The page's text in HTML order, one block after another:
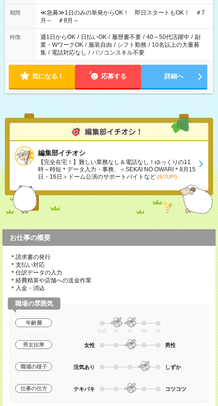
17:00～22:00 13:00～22:00 22:00～翌6:00 など
期間
≪急募≫1日のみの単発からOK！ 即日スタートもOK！ ＃7
月～ ＃8月～
特徴 週1日からOK / 日払いOK / 履歴書不要 / 40～50代活躍中 / 副
業・WワークOK / 服装自由 / シフト勤務 / 10名以上の大量募
集 / 電話対応なし / パソコンスキル不要
気になる！ 応募する 詳細へ
編集部イチオシ
【完全在宅！】難しい業務なし＆電話なし！ゆっくりの11
時～時短＊データ入力・事務、＜SEKAI NO OWARI＊8月15
日・16日＞ドーム公演のサポートバイトなど (8/7UP!)
お仕事の概要
＊請求書の発行
＊支払い対応
＊仕訳データの入力
＊経費精算や店舗への送金作業
＊入金・消込
職場の雰囲気
年齢層
20代 30 40 50 60
男女比率 女性 男性
職場の様子 活気あり しずか
仕事の仕方 テキパキ コツコツ